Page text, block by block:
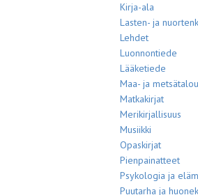
Kirja-ala
Lasten- ja
Lehdet
Luonnontiede
Lääketiede
Maa- ja
Matkakirjat
Merikirjallisuus
Musiikki
Opaskirjat
Pienpainatteet
Psykologia ja
Puutarha ja